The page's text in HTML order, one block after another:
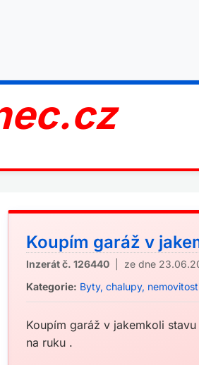
Koupím garáž v
Inzerát č. 126440 | ze dne
Kategorie: Byty, chalupy,
Koupím garáž v jakemkoli
na ruku .